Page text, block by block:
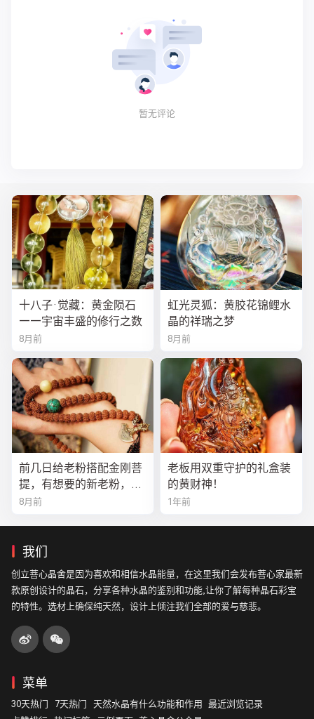
暂无评论
十八子·觉藏：黄金陨石
——宇宙丰盛的修行之数
8月前
虹光灵狐：黄胶花锦鲤水
晶的祥瑞之梦
8月前
前几日给老粉搭配金刚菩
提，有想要的新老粉，都
可以来排队
8月前
老板用双重守护的礼盒装
的黄财神！
1年前
我们
创立菩心晶舍是因为喜欢和相信水晶能量，在这里我们会发布菩心家最新
款原创设计的晶石，分享各种水晶的鉴别和功能,让你了解每种晶石彩宝
的特性。选材上确保纯天然，设计上倾注我们全部的爱与慈悲。
菜单
30天热门 7天热门 天然水晶有什么功能和作用
最近浏览记录